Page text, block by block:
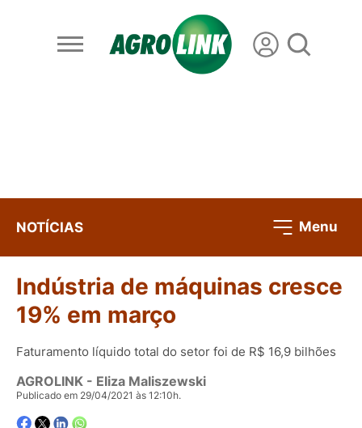
NOTÍCIAS Menu
Indústria de máquinas cresce
19% em março
Faturamento líquido total do setor foi de R$ 16,9 bilhões
AGROLINK - Eliza Maliszewski
Publicado em 29/04/2021 às 12:10h.